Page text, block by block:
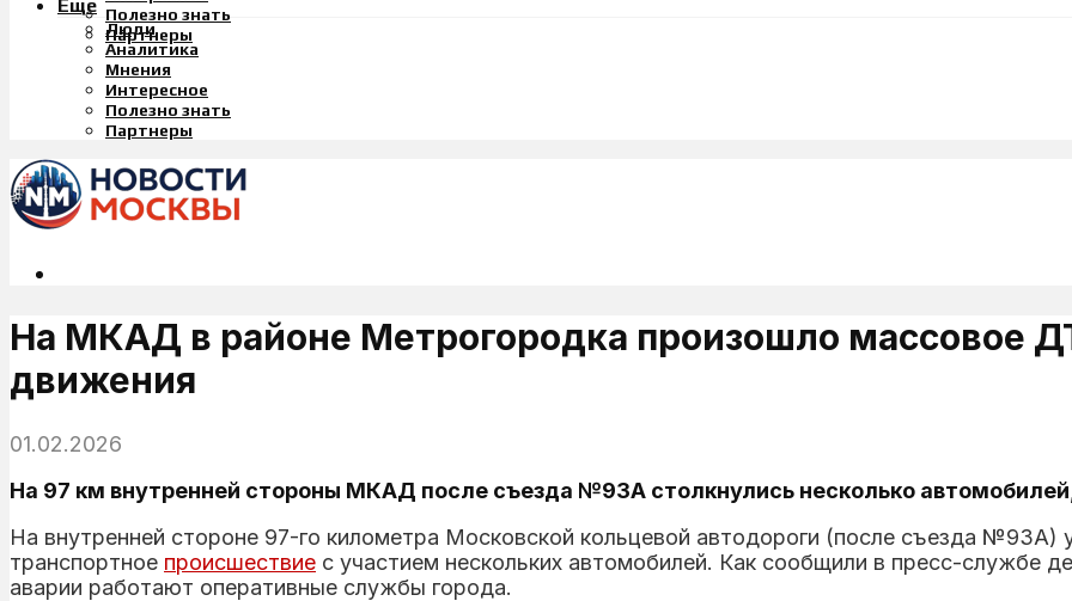
Полезно знать
Партнеры
Еще
Люди
Аналитика
Мнения
Интересное
Полезно знать
Партнеры
На МКАД в районе Метрогородка произошло массовое
движения
01.02.2026
На 97 км внутренней стороны МКАД после съезда №93А столкнулись несколько
На внутренней стороне 97-го километра Московской кольцевой автодороги (после съезда
транспортное происшествие с участием нескольких автомобилей. Как сообщили в пресс-службе
аварии работают оперативные службы города.